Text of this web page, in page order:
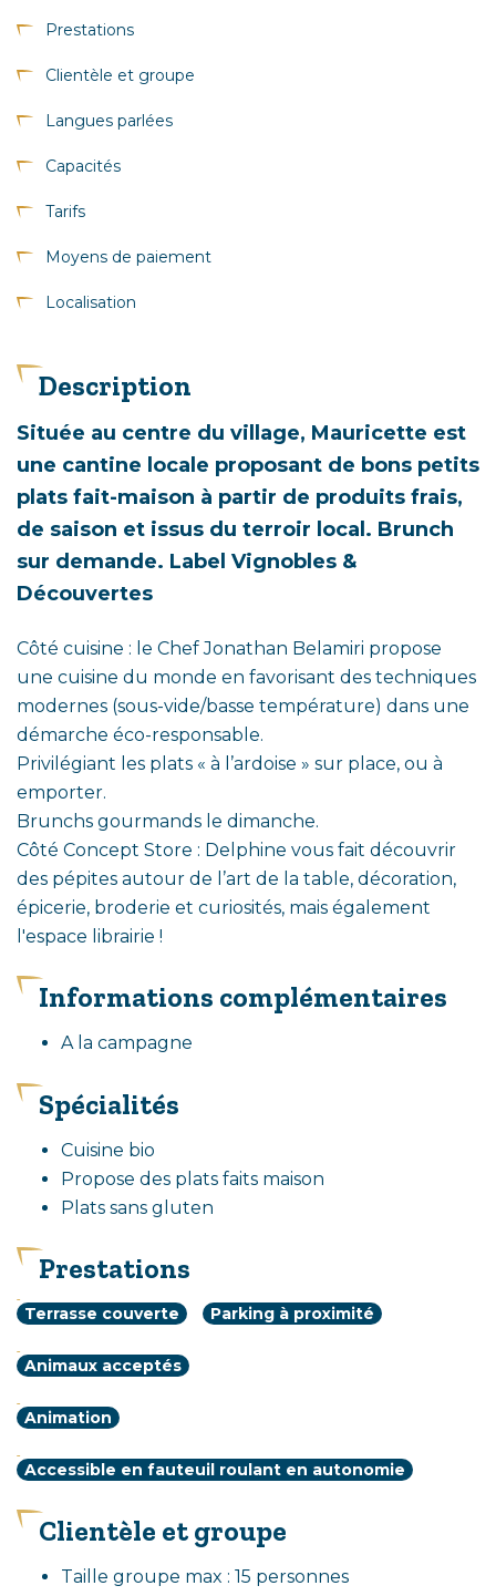
Prestations
Clientèle et groupe
Langues parlées
Capacités
Tarifs
Moyens de paiement
Localisation
Description
Située au centre du village, Mauricette est
une cantine locale proposant de bons petits
plats fait-maison à partir de produits frais,
de saison et issus du terroir local. Brunch
sur demande. Label Vignobles &
Découvertes
Côté cuisine : le Chef Jonathan Belamiri propose
une cuisine du monde en favorisant des techniques
modernes (sous-vide/basse température) dans une
démarche éco-responsable.
Privilégiant les plats « à l’ardoise » sur place, ou à
emporter.
Brunchs gourmands le dimanche.
Côté Concept Store : Delphine vous fait découvrir
des pépites autour de l’art de la table, décoration,
épicerie, broderie et curiosités, mais également
l'espace librairie !
Informations complémentaires
A la campagne
Spécialités
Cuisine bio
Propose des plats faits maison
Plats sans gluten
Prestations
Équipements
Terrasse couverte Parking à proximité
Services
Animaux acceptés
Activités
Animation
Tourisme
Accessible en fauteuil roulant en autonomie
Clientèle et groupe
Taille groupe max : 15 personnes